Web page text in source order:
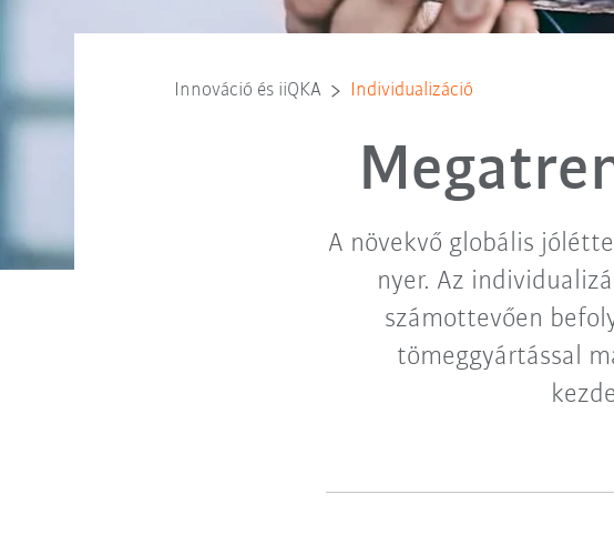
Innováció és iiQKA Individualizáció
A növekvő globális
nyer. Az
számottevően
tömeggyártással